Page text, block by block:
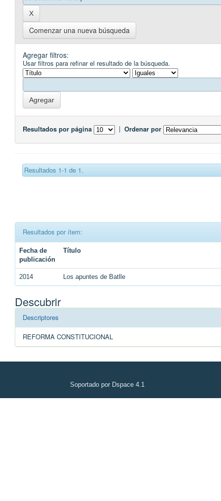
Comenzar una nueva búsqueda
Agregar filtros:
Usar filtros para refinar el resultado de la búsqueda.
Resultados por página | Ordenar por
Resultados 1-1 de 1.
Resultados por ítem:
Fecha de
publicación
Título
2014 Los apuntes de Batlle
Descubrir
Descriptores
REFORMA CONSTITUCIONAL
Soportado por Dspace 4.1